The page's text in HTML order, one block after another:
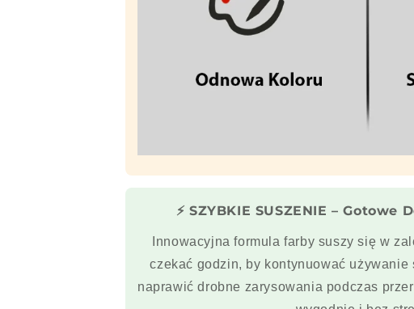
⚡ SZYBKIE SUSZENIE –
Innowacyjna formula farby suszy się w
czekać godzin, by kontynuować używanie
naprawić drobne zarysowania podczas